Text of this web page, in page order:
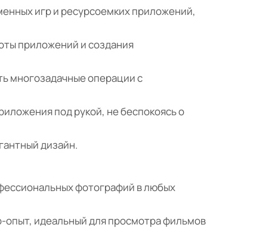
игр и ресурсоемких приложений,
приложений и создания
многозадачные операции с
под рукой, не беспокоясь о
дизайн.
фотографий в любых
опыт, идеальный для просмотра фильмов